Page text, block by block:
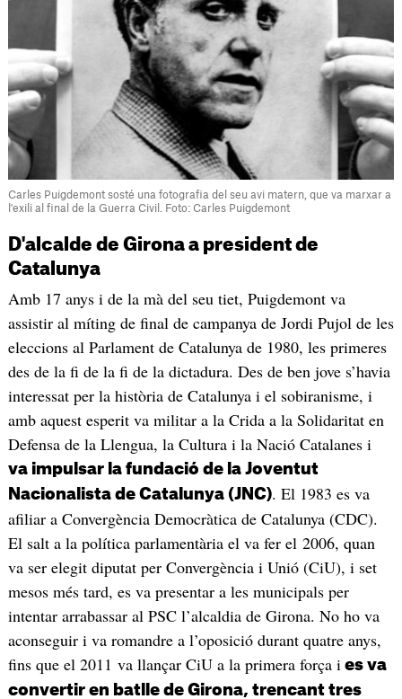
Carles Puigdemont sosté una fotografia del seu avi matern, que va marxar a
l'exili al final de la Guerra Civil. Foto: Carles Puigdemont
D'alcalde de Girona a president de
Catalunya
Amb 17 anys i de la mà del seu tiet, Puigdemont va
assistir al míting de final de campanya de Jordi Pujol de les
eleccions al Parlament de Catalunya de 1980, les primeres
des de la fi de la fi de la dictadura. Des de ben jove s’havia
interessat per la història de Catalunya i el sobiranisme, i
amb aquest esperit va militar a la Crida a la Solidaritat en
Defensa de la Llengua, la Cultura i la Nació Catalanes i
va impulsar la fundació de la Joventut
Nacionalista de Catalunya (JNC). El 1983 es va
afiliar a Convergència Democràtica de Catalunya (CDC).
El salt a la política parlamentària el va fer el 2006, quan
va ser elegit diputat per Convergència i Unió (CiU), i set
mesos més tard, es va presentar a les municipals per
intentar arrabassar al PSC l’alcaldia de Girona. No ho va
aconseguir i va romandre a l’oposició durant quatre anys,
fins que el 2011 va llançar CiU a la primera força i es va
convertir en batlle de Girona, trencant tres